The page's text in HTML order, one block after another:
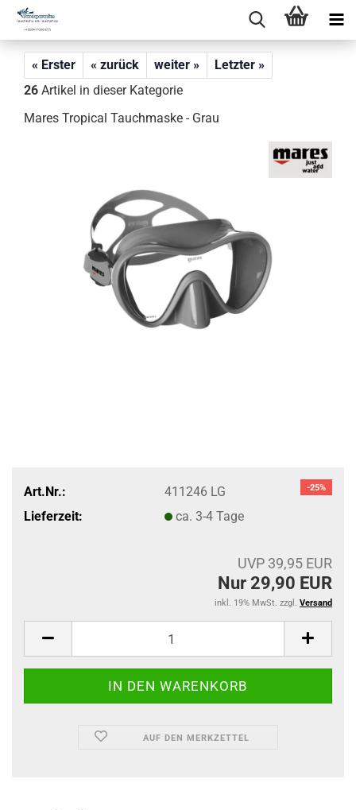
« Erster « zurück weiter »
Letzter »
26 Artikel in dieser Kategorie
Mares Tropical Tauchmaske - Grau
-25%
Art.Nr.:
411246 LG
Lieferzeit:
ca. 3-4 Tage
UVP 39,95 EUR
Nur 29,90 EUR
inkl. 19% MwSt. zzgl. Versand
AUF DEN MERKZETTEL